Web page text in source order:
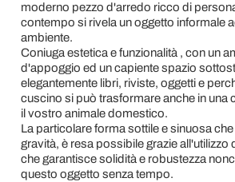
moderno pezzo d'arredo ricco di
contempo si rivela un oggetto informale
ambiente.
Coniuga estetica e funzionalità , con un
d'appoggio ed un capiente spazio
elegantemente libri, riviste, oggetti e
cuscino si può trasformare anche in una
il vostro animale domestico.
La particolare forma sottile e sinuosa
gravità, è resa possibile grazie all'utilizzo
che garantisce solidità e robustezza
questo oggetto senza tempo.